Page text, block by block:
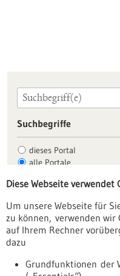
Suchbegriffe
dieses Portal
alle Portale
Allgemein
Fachbeiträge
Förderungen
Veranstaltungen
Diese Webseite verwendet
Um unsere Webseite für
zu können, verwenden wir
auf Ihrem Rechner
dazu
Grundfunktionen der